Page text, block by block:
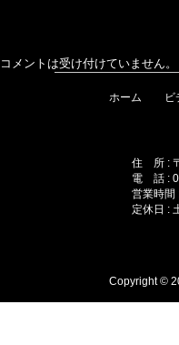
コメントは受け付けていません。
ホーム ビ
住 所 :
電 話 :
営業時間
定休日 :
Copyright ©